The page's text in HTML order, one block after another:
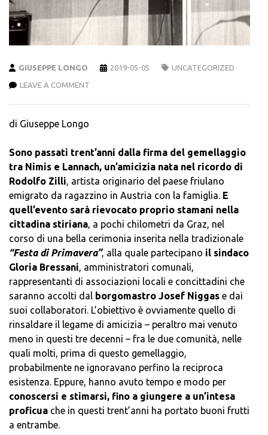
GIUSEPPE LONGO 2019-05-05 UNCATEGORIZED
LEAVE A COMMENT
di Giuseppe Longo
Sono passati trent’anni dalla firma del gemellaggio
tra Nimis e Lannach, un’amicizia nata nel ricordo di
Rodolfo Zilli, artista originario del paese friulano
emigrato da ragazzino in Austria con la famiglia. E
quell’evento sarà rievocato proprio stamani nella
cittadina stiriana, a pochi chilometri da Graz, nel
corso di una bella cerimonia inserita nella tradizionale
“Festa di Primavera”, alla quale partecipano il sindaco
Gloria Bressani, amministratori comunali,
rappresentanti di associazioni locali e concittadini che
saranno accolti dal borgomastro Josef Niggas e dai
suoi collaboratori. L’obiettivo è ovviamente quello di
rinsaldare il legame di amicizia – peraltro mai venuto
meno in questi tre decenni – fra le due comunità, nelle
quali molti, prima di questo gemellaggio,
probabilmente ne ignoravano perfino la reciproca
esistenza. Eppure, hanno avuto tempo e modo per
conoscersi e stimarsi, fino a giungere a un’intesa
proficua che in questi trent’anni ha portato buoni frutti
a entrambe.